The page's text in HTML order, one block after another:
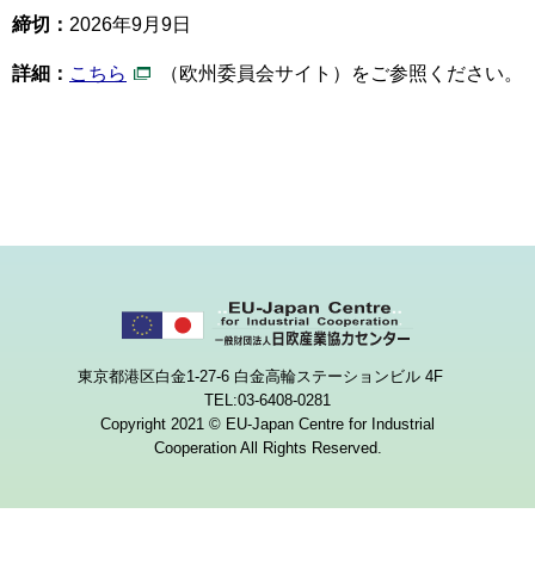
締切： 2026年9月9日
詳細： こちら （欧州委員会サイト）をご参照ください。
東京都港区白金1-27-6 白金高輪ステーションビル 4F
TEL:03-6408-0281
Copyright 2021 © EU-Japan Centre for Industrial
Cooperation All Rights Reserved.